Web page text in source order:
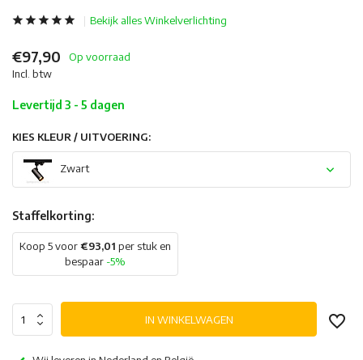
Bekijk alles Winkelverlichting
€97,90
Op voorraad
Incl. btw
Levertijd 3 - 5 dagen
KIES KLEUR / UITVOERING:
Zwart
Staffelkorting:
Koop 5 voor€93,01 per stuk en
bespaar -5%
IN WINKELWAGEN